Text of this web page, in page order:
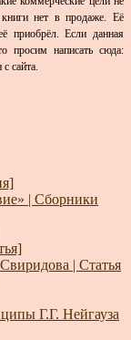
книги нет в продаже. Её
приобрёл.Если данная
просим написать сюда:
сайта.
| Сборники
| Статья
Г.Г. Нейгауза